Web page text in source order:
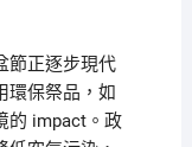
節正逐步現代
環保祭品，如
的 impact。政